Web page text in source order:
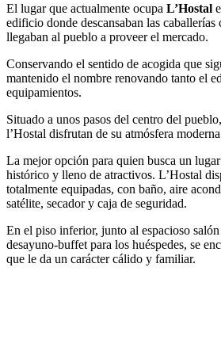
El lugar que actualmente ocupa L’Hostal
edificio donde descansaban las caballerías
llegaban al pueblo a proveer el mercado.
Conservando el sentido de acogida que
mantenido el nombre renovando tanto el
equipamientos.
Situado a unos pasos del centro del
l’Hostal disfrutan de su atmósfera
La mejor opción para quien busca un
histórico y lleno de atractivos. L’Hostal
totalmente equipadas, con baño, aire
satélite, secador y caja de seguridad.
En el piso inferior, junto al espacioso
desayuno-buffet para los huéspedes, se
que le da un carácter cálido y familiar.